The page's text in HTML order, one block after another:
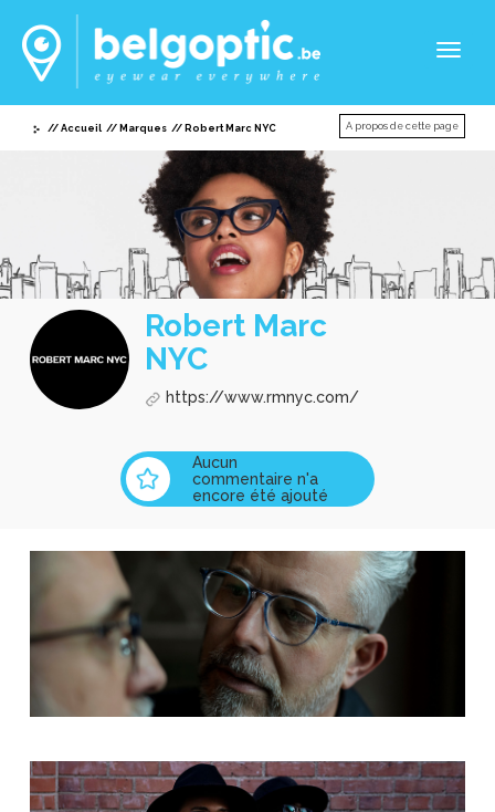
Accueil Marques Robert Marc NYC A propos de cette page
Robert Marc
NYC
https://www.rmnyc.com/
Aucun
commentaire n'a
encore été ajouté